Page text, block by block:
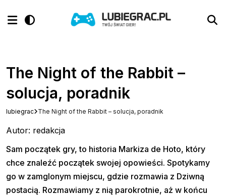
The Night of the Rabbit –
solucja, poradnik
lubiegrac The Night of the Rabbit – solucja, poradnik
Autor: redakcja
Sam początek gry, to historia Markiza de Hoto, który
chce znaleźć początek swojej opowieści. Spotykamy
go w zamglonym miejscu, gdzie rozmawia z Dziwną
postacią. Rozmawiamy z nią parokrotnie, aż w końcu